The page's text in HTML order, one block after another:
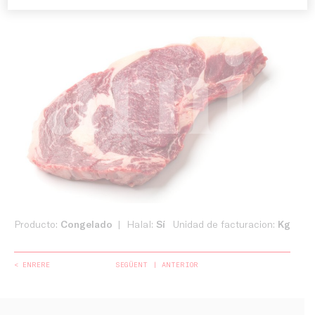
Producto: Congelado Halal: Sí Unidad de facturacion: Kg
< ENRERE SEGÜENT ANTERIOR